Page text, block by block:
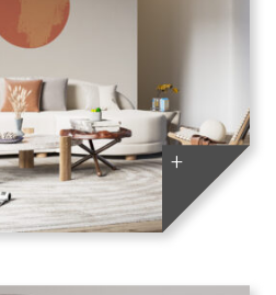
+